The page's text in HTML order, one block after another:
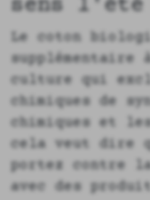
sens l'été
Le coton
culture qui
chimiques de
chimiques et
cela veut dire
portez contre
avec des